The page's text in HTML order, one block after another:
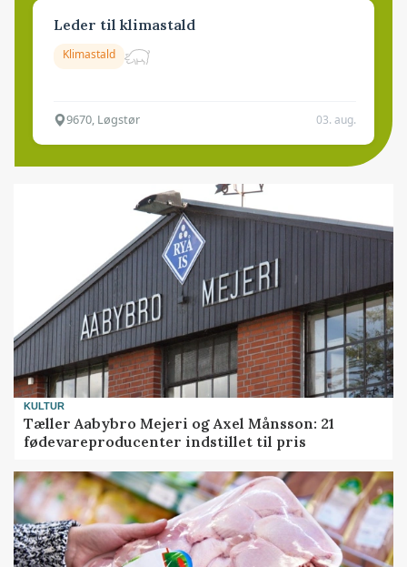
Leder til klimastald
Klimastald
9670, Løgstør 03. aug.
KULTUR
Tæller Aabybro Mejeri og Axel Månsson: 21
fødevareproducenter indstillet til pris